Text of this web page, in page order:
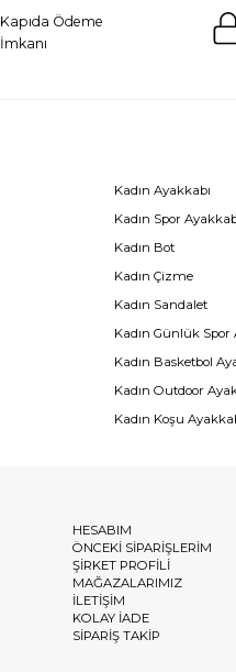
Kapıda Ödeme
İmkanı
Kadın Ayakkabı
Kadın Spor
Kadın Bot
Kadın Çizme
Kadın Sandalet
Kadın Günlük Spor
Kadın Basketbol
Kadın Outdoor
Kadın Koşu
HESABIM
ÖNCEKİ SİPARİŞLERİM
ŞİRKET PROFİLİ
MAĞAZALARIMIZ
İLETİŞİM
KOLAY İADE
SİPARİŞ TAKİP